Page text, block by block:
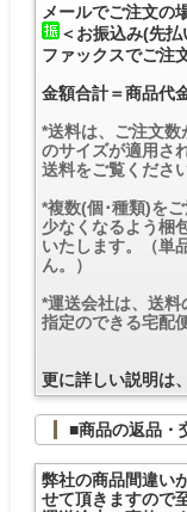
メールでご注文
＜お振込み(先払
ファックスでご注
金額合計＝商品代
*送料は、ご注文
のサイズが適用さ
送料をご覧くださ
*複数(個･種類)を
少なくなるよう梱
いたします。（単
ん。）
*運送会社は、送
指定のできる宅配
更に詳しい説明は、
■商品の返品・
弊社の商品間違い
せて頂きますので